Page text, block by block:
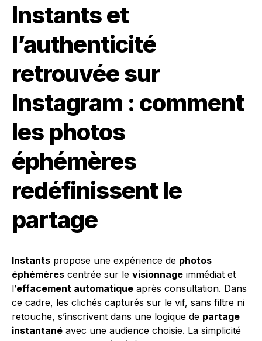
Instants et
l’authenticité
retrouvée sur
Instagram : comment
les photos
éphémères
redéfinissent le
partage
Instants propose une expérience de photos
éphémères centrée sur le visionnage immédiat et
l’effacement automatique après consultation. Dans
ce cadre, les clichés capturés sur le vif, sans filtre ni
retouche, s’inscrivent dans une logique de partage
instantané avec une audience choisie. La simplicité